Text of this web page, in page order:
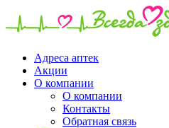
Адреса аптек
Акции
О компании
О компании
Контакты
Обратная связь